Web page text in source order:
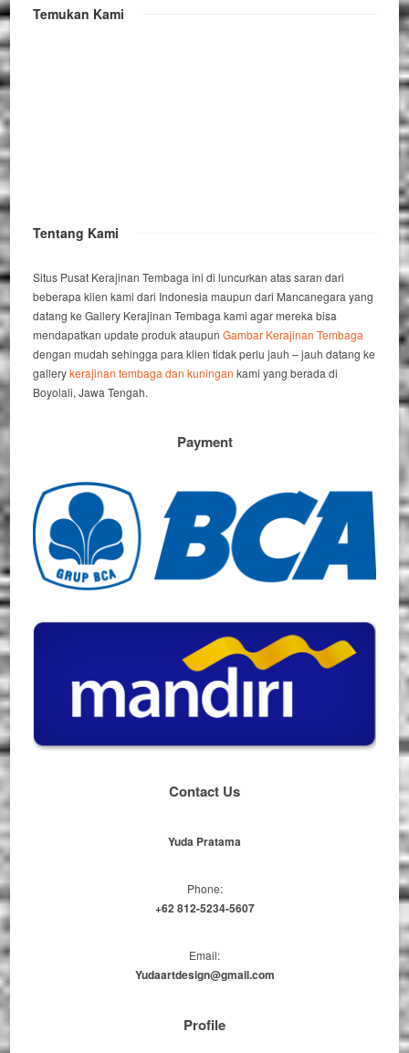
Temukan Kami
Tentang Kami
Situs Pusat Kerajinan Tembaga ini di luncurkan atas saran dari
beberapa klien kami dari Indonesia maupun dari Mancanegara yang
datang ke Gallery Kerajinan Tembaga kami agar mereka bisa
mendapatkan update produk ataupunGambar Kerajinan Tembaga
dengan mudah sehingga para klien tidak perlu jauh – jauh datang ke
gallerykerajinan tembaga dan kuningan kami yang berada di
Boyolali, Jawa Tengah.
Payment
Contact Us
Yuda Pratama
Phone:
+62 812-5234-5607
Email:
Yudaartdesign@gmail.com
Profile